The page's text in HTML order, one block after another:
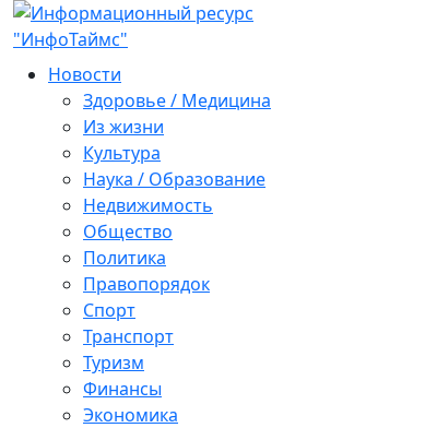
Новости
Здоровье / Медицина
Из жизни
Культура
Наука / Образование
Недвижимость
Общество
Политика
Правопорядок
Спорт
Транспорт
Туризм
Финансы
Экономика